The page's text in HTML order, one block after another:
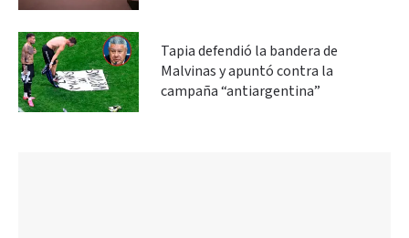
Tapia defendió la bandera de
Malvinas y apuntó contra la
campaña “antiargentina”